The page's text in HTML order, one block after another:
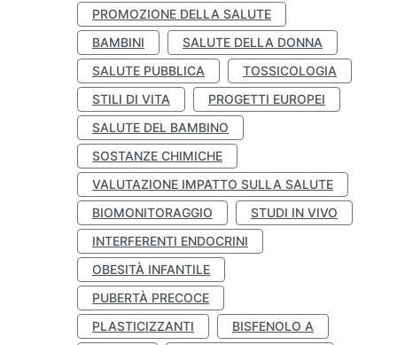
PROMOZIONE DELLA SALUTE
BAMBINI
SALUTE DELLA DONNA
SALUTE PUBBLICA
TOSSICOLOGIA
STILI DI VITA
PROGETTI EUROPEI
SALUTE DEL BAMBINO
SOSTANZE CHIMICHE
VALUTAZIONE IMPATTO SULLA SALUTE
BIOMONITORAGGIO
STUDI IN VIVO
INTERFERENTI ENDOCRINI
OBESITÀ INFANTILE
PUBERTÀ PRECOCE
PLASTICIZZANTI
BISFENOLO A